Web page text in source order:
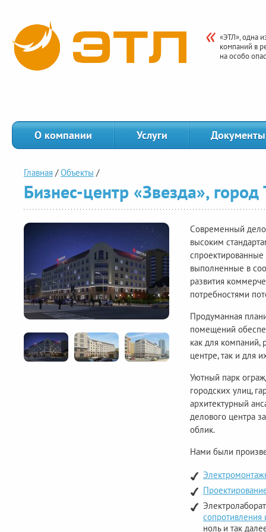
«ЭТЛ», одна
компаний в
на особо
О компании Услуги Документы
Главная /Объекты /
Бизнес-центр «Звезда»,
Cовременный
высоким
выполненные в
развития
потребностями
Продуманная
помещений
как для
центре, так и для
Уютный парк
городских улиц,
архитектурный
делового центра
облик.
Нами были
сопротивления
ноль и так